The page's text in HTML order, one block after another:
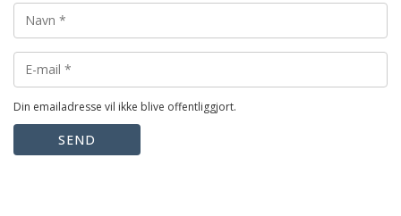
Din emailadresse vil ikke blive offentliggjort.
SEND